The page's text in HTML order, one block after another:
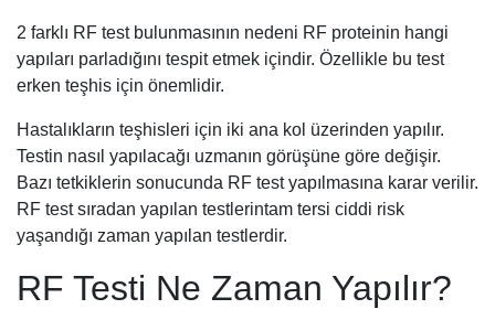
2 farklı RF test bulunmasının nedeni RF proteinin hangi
yapıları parladığını tespit etmek içindir. Özellikle bu test
erken teşhis için önemlidir.
Hastalıkların teşhisleri için iki ana kol üzerinden yapılır.
Testin nasıl yapılacağı uzmanın görüşüne göre değişir.
Bazı tetkiklerin sonucunda RF test yapılmasına karar verilir.
RF test sıradan yapılan testlerintam tersi ciddi risk
yaşandığı zaman yapılan testlerdir.
RF Testi Ne Zaman Yapılır?